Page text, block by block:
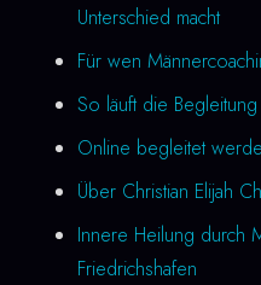
Unterschied macht
Für wen
So läuft die
Online begleitet
Über Christian Elijah
Innere Heilung durch
Friedrichshafen